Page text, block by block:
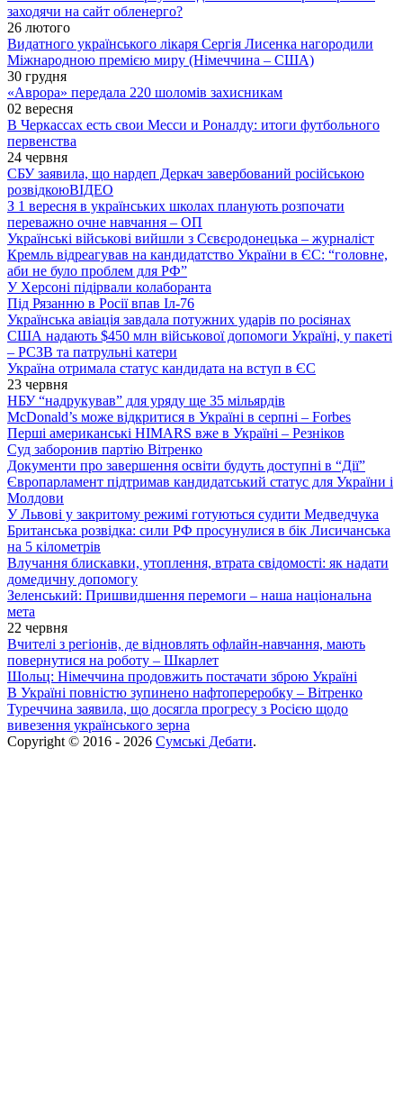
заходячи на сайт обленерго?
26 лютого
Видатного українського лікаря Сергія Лисенка нагородили
Міжнародною премією миру (Німеччина – США)
30 грудня
«Аврора» передала 220 шоломів захисникам
02 вересня
В Черкассах есть свои Месси и Роналду: итоги футбольного
первенства
24 червня
СБУ заявила, що нардеп Деркач завербований російською
розвідкоюВІДЕО
З 1 вересня в українських школах планують розпочати
переважно очне навчання – ОП
Українські військові вийшли з Сєвєродонецька – журналіст
Кремль відреагував на кандидатство України в ЄС: “головне,
аби не було проблем для РФ”
У Херсоні підірвали колаборанта
Під Рязанню в Росії впав Іл-76
Українська авіація завдала потужних ударів по росіянах
США надають $450 млн військової допомоги Україні, у пакеті
– РСЗВ та патрульні катери
Україна отримала статус кандидата на вступ в ЄС
23 червня
НБУ “надрукував” для уряду ще 35 мільярдів
McDonald’s може відкритися в Україні в серпні – Forbes
Перші американські HIMARS вже в Україні – Резніков
Суд заборонив партію Вітренко
Документи про завершення освіти будуть доступні в “Дії”
Європарламент підтримав кандидатський статус для України і
Молдови
У Львові у закритому режимі готуються судити Медведчука
Британська розвідка: сили РФ просунулися в бік Лисичанська
на 5 кілометрів
Влучання блискавки, утоплення, втрата свідомості: як надати
домедичну допомогу
Зеленський: Пришвидшення перемоги – наша національна
мета
22 червня
Вчителі з регіонів, де відновлять офлайн-навчання, мають
повернутися на роботу – Шкарлет
Шольц: Німеччина продовжить постачати зброю Україні
В Україні повністю зупинено нафтопереробку – Вітренко
Туреччина заявила, що досягла прогресу з Росією щодо
вивезення українського зерна
Copyright © 2016 - 2026 Сумські Дебати.